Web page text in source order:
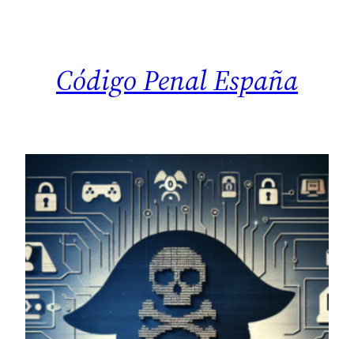
Código Penal España